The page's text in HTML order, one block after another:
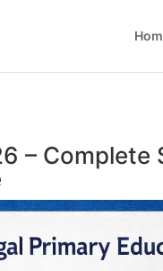
– Complete